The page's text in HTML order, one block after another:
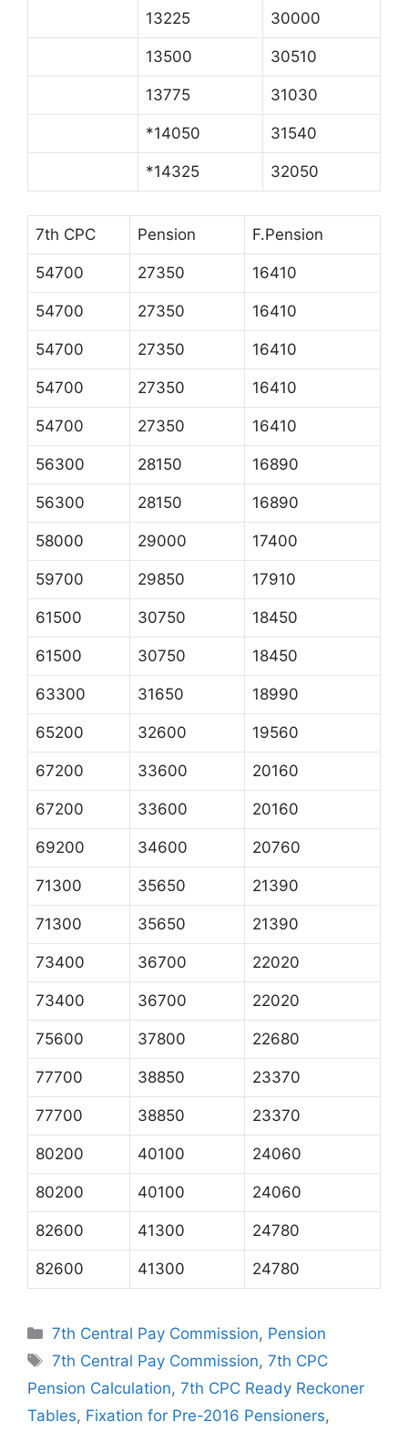
13225 30000
13500 30510
13775 31030
*14050 31540
*14325 32050
7th CPC Pension F.Pension
54700 27350 16410
54700 27350 16410
54700 27350 16410
54700 27350 16410
54700 27350 16410
56300 28150 16890
56300 28150 16890
58000 29000 17400
59700 29850 17910
61500 30750 18450
61500 30750 18450
63300 31650 18990
65200 32600 19560
67200 33600 20160
67200 33600 20160
69200 34600 20760
71300 35650 21390
71300 35650 21390
73400 36700 22020
73400 36700 22020
75600 37800 22680
77700 38850 23370
77700 38850 23370
80200 40100 24060
80200 40100 24060
82600 41300 24780
82600 41300 24780
Categories
7th Central Pay Commission, Pension
Tags
7th Central Pay Commission,7th CPC
Pension Calculation, 7th CPC Ready Reckoner
Tables, Fixation for Pre-2016 Pensioners,